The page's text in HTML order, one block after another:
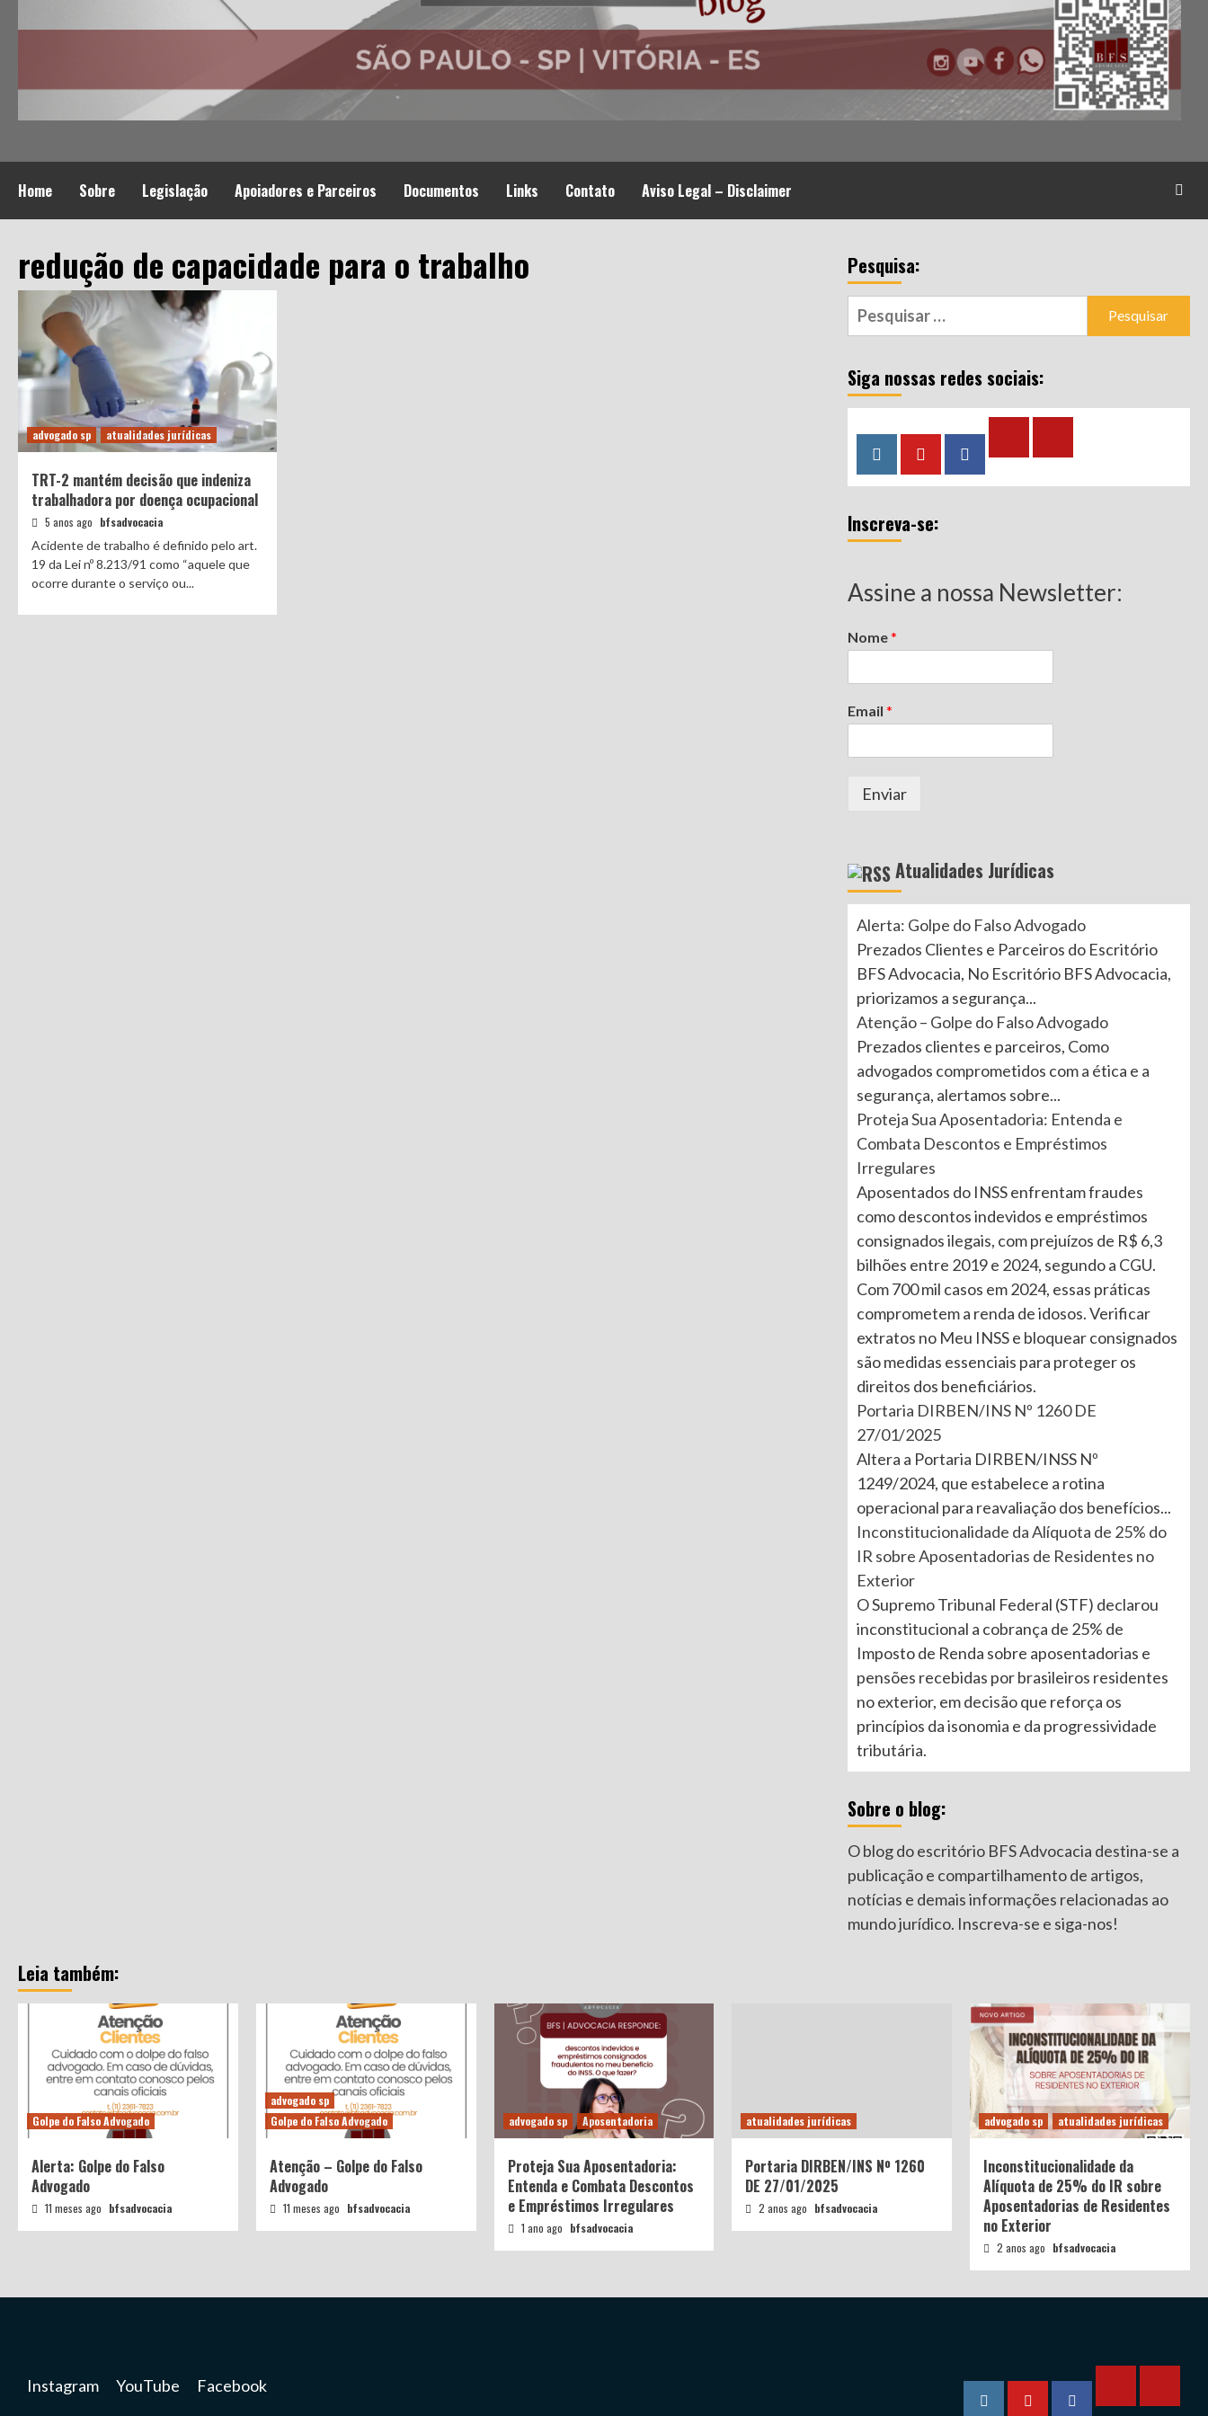
Home Sobre Legislação Apoiadores e Parceiros Documentos Links Contato Aviso Legal – Disclaimer
redução de capacidade para o trabalho
advogado sp atualidades jurídicas
TRT-2 mantém decisão que indeniza
trabalhadora por doença ocupacional
5 anos ago bfsadvocacia
Acidente de trabalho é definido pelo art.
19 da Lei nº 8.213/91 como “aquele que
ocorre durante o serviço ou...
Pesquisa:
Pesquisar
por:
Siga nossas redes sociais:
InstagramYouTubeFacebook
Inscreva-se:
Assine a nossa Newsletter:
Nome*
Email *
Enviar
Atualidades Jurídicas
Alerta: Golpe do Falso Advogado
Prezados Clientes e Parceiros do Escritório
BFS Advocacia, No Escritório BFS Advocacia,
priorizamos a segurança...
Atenção – Golpe do Falso Advogado
Prezados clientes e parceiros, Como
advogados comprometidos com a ética e a
segurança, alertamos sobre...
Proteja Sua Aposentadoria: Entenda e
Combata Descontos e Empréstimos
Irregulares
Aposentados do INSS enfrentam fraudes
como descontos indevidos e empréstimos
consignados ilegais, com prejuízos de R$ 6,3
bilhões entre 2019 e 2024, segundo a CGU.
Com 700 mil casos em 2024, essas práticas
comprometem a renda de idosos. Verificar
extratos no Meu INSS e bloquear consignados
são medidas essenciais para proteger os
direitos dos beneficiários.
Portaria DIRBEN/INS Nº 1260 DE
27/01/2025
Altera a Portaria DIRBEN/INSS Nº
1249/2024, que estabelece a rotina
operacional para reavaliação dos benefícios...
Inconstitucionalidade da Alíquota de 25% do
IR sobre Aposentadorias de Residentes no
Exterior
O Supremo Tribunal Federal (STF) declarou
inconstitucional a cobrança de 25% de
Imposto de Renda sobre aposentadorias e
pensões recebidas por brasileiros residentes
no exterior, em decisão que reforça os
princípios da isonomia e da progressividade
tributária.
Sobre o blog:
O blog do escritório BFS Advocacia destina-se a
publicação e compartilhamento de artigos,
notícias e demais informações relacionadas ao
mundo jurídico. Inscreva-se e siga-nos!
Leia também:
Golpe do Falso Advogado
Alerta: Golpe do Falso
Advogado
11 meses ago bfsadvocacia
advogado sp
Golpe do Falso Advogado
Atenção – Golpe do Falso
Advogado
11 meses ago bfsadvocacia
advogado sp Aposentadoria
Proteja Sua Aposentadoria:
Entenda e Combata Descontos
e Empréstimos Irregulares
1 ano ago bfsadvocacia
atualidades jurídicas
Portaria DIRBEN/INS Nº 1260
DE 27/01/2025
2 anos ago bfsadvocacia
advogado sp atualidades jurídicas
Inconstitucionalidade da
Alíquota de 25% do IR sobre
Aposentadorias de Residentes
no Exterior
2 anos ago bfsadvocacia
Instagram YouTube Facebook
InstagramYouTubeFacebook